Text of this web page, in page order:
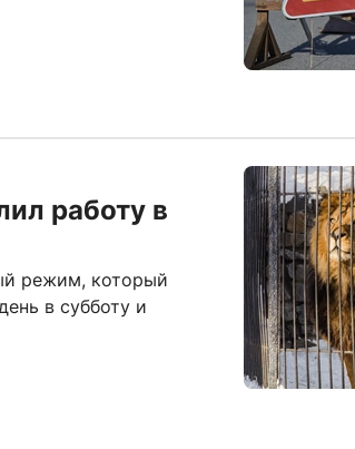
работу в
режим, который
в субботу и